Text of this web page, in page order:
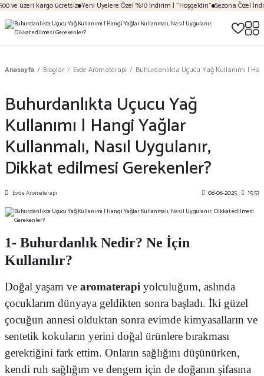
kargo ücretsiz Yeni Üyelere Özel %10 İndirim | "Hoşgeldin" Sezona Özel İndirim
Anasayfa Bloglar Evde Aromaterapi Buhurdanlıkta Uçucu Yağ Kullanımı |
Buhurdanlıkta Uçucu Yağ
Kullanımı | Hangi Yağlar
Kullanmalı, Nasıl Uygulanır,
Dikkat edilmesi Gerekenler?
Evde Aromaterapi 08-06-2025 15:53
1- Buhurdanlık Nedir? Ne İçin
Kullanılır?
Doğal yaşam ve aromaterapi yolculuğum, aslında
çocuklarım dünyaya geldikten sonra başladı. İki güzel
çocuğun annesi olduktan sonra evimde kimyasalların ve
sentetik kokuların yerini doğal ürünlere bırakması
gerektiğini fark ettim. Onların sağlığını düşünürken,
kendi ruh sağlığım ve dengem için de doğanın şifasına